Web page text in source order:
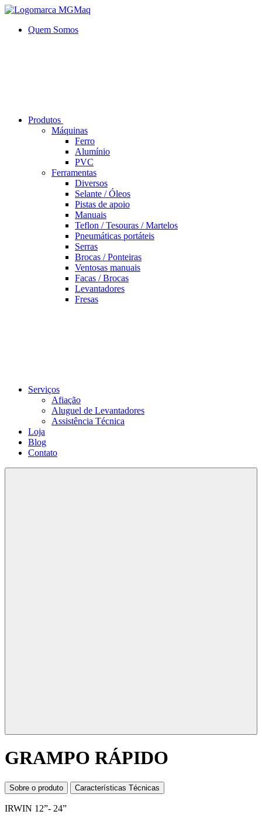
Quem Somos
Produtos
Máquinas
Ferro
Alumí­nio
PVC
Ferramentas
Diversos
Selante / Óleos
Pistas de apoio
Manuais
Teflon / Tesouras / Martelos
Pneumáticas portáteis
Serras
Brocas / Ponteiras
Ventosas manuais
Facas / Brocas
Levantadores
Fresas
Serviços
Afiação
Aluguel de Levantadores
Assistência Técnica
Loja
Blog
Contato
GRAMPO RÁPIDO
Sobre o produto Características Técnicas
IRWIN 12”- 24”